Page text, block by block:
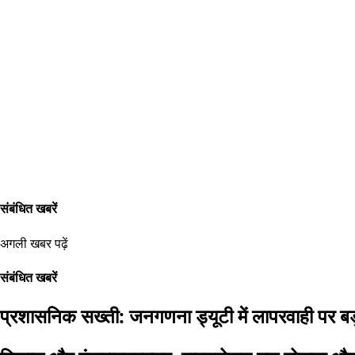
संबंधित खबरें
अगली खबर पढ़ें
संबंधित खबरें
प्रशासनिक सख्ती: जनगणना ड्यूटी में लापरवाही पर